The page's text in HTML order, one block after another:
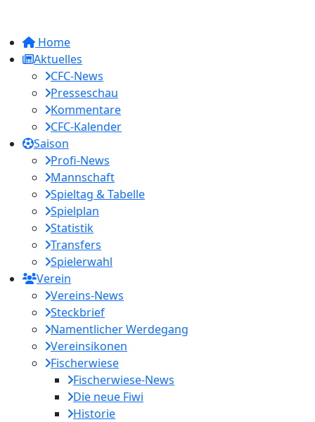
Home
Aktuelles
CFC-News
Presseschau
Kommentare
CFC-Kalender
Saison
Profi-News
Mannschaft
Spieltag & Tabelle
Spielplan
Statistik
Transfers
Spielerwahl
Verein
Vereins-News
Steckbrief
Namentlicher Werdegang
Vereinsikonen
Fischerwiese
Fischerwiese-News
Die neue Fiwi
Historie